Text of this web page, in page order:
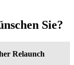
Sie?
Relaunch